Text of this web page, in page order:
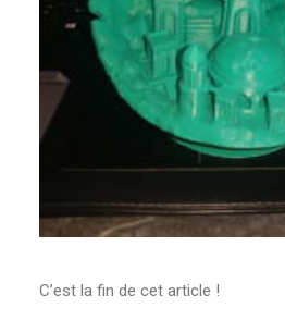
C’est la fin de cet article !